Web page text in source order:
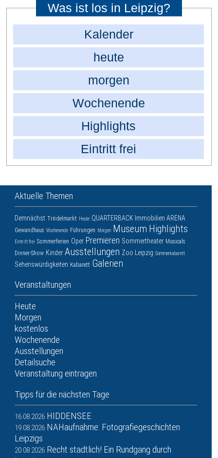
Was ist los in Leipzig?
Kalender
heute
morgen
Wochenende
Highlights
Eintritt frei
Aktuelle Themen
Demnächst Trödelmarkt Heute QUARTERBACK Immobilien ARENA
Gewandhaus Wochenende Führungen Morgen Museum Highlights
Eintritt frei Sommerferien Oper Premieren Sommertheater Musicals
Dinner-Show Kinder Ausstellungen Zoo Leipzig Sommerkabarett
Sehenswürdigkeiten Kabarett Galerien
Veranstaltungen
Heute
Morgen
kostenlos
Wochenende
Ausstellungen
Detailsuche
Veranstaltung eintragen
Tipps für die nächsten Tage
16.08.2026 HIDDENSEE
19.08.2026 NAHaufnahme: Fotografiegeschichten
Leipzigs
20.08.2026 Recht stadtlich! Ein Rundgang durch